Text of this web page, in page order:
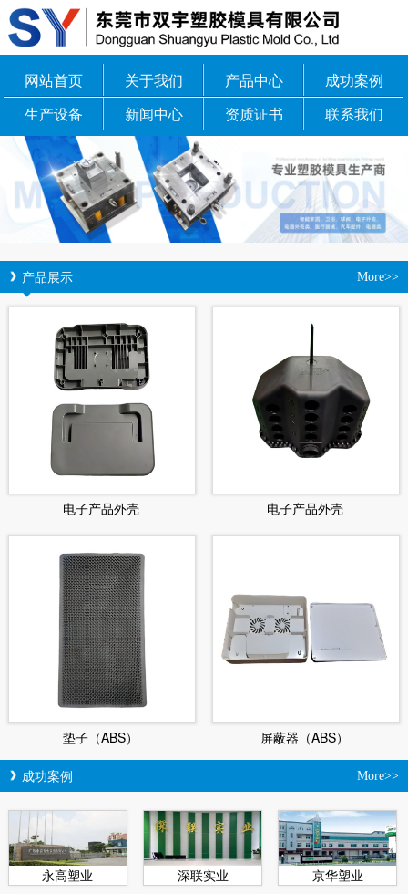
网站首页 关于我们 产品中心
成功案例
生产设备
新闻中心 资质证书 联系我们
More>>
产品展示
电子产品外壳 电子产品外壳
垫子（ABS） 屏蔽器（ABS）
More>>
成功案例
永高塑业 深联实业 京华塑业